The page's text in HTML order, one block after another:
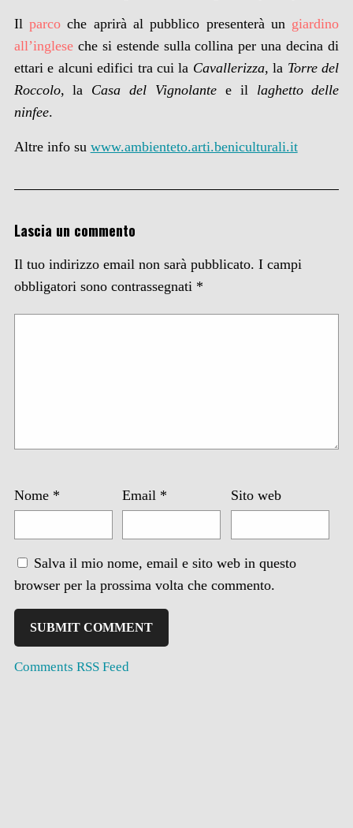
Il parcoche aprirà al pubblico presenterà un giardino
all’ingleseche si estende sulla collina per una decina di
ettari e alcuni edifici tra cui la Cavallerizza, la Torre del
Roccolo, la Casa del Vignolante e illaghetto delle
ninfee.
Altre info su www.ambienteto.arti.beniculturali.it
Lascia un commento
Il tuo indirizzo email non sarà pubblicato. I campi
obbligatori sono contrassegnati *
Nome * Email * Sito web
Salva il mio nome, email e sito web in questo
browser per la prossima volta che commento.
Comments RSS Feed